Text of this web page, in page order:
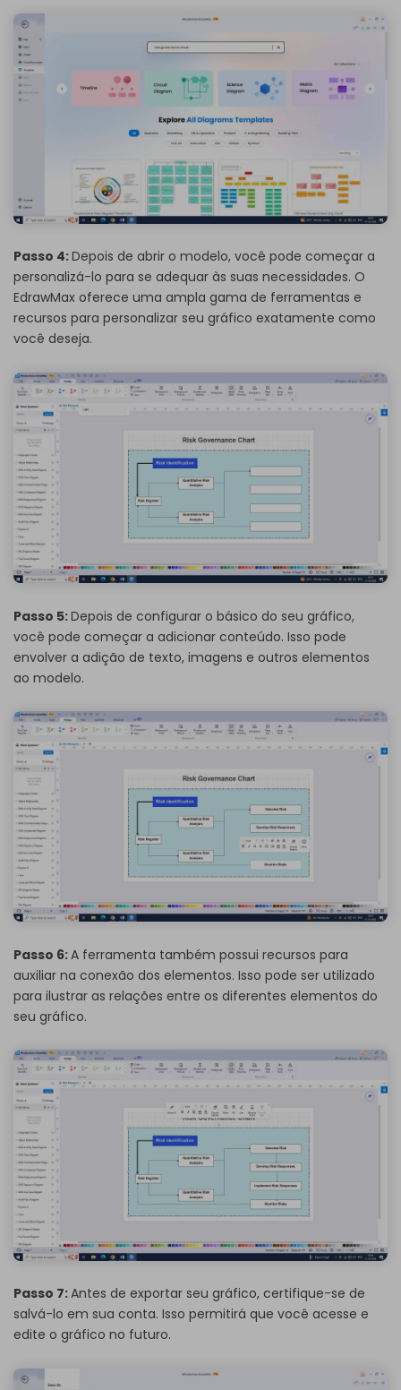
Passo 4:Depois de abrir o modelo, você pode começar a
personalizá-lo para se adequar às suas necessidades. O
EdrawMax oferece uma ampla gama de ferramentas e
recursos para personalizar seu gráfico exatamente como
você deseja.
Passo 5:Depois de configurar o básico do seu gráfico,
você pode começar a adicionar conteúdo. Isso pode
envolver a adição de texto, imagens e outros elementos
ao modelo.
Passo 6:A ferramenta também possui recursos para
auxiliar na conexão dos elementos. Isso pode ser utilizado
para ilustrar as relações entre os diferentes elementos do
seu gráfico.
Passo 7:Antes de exportar seu gráfico, certifique-se de
salvá-lo em sua conta. Isso permitirá que você acesse e
edite o gráfico no futuro.